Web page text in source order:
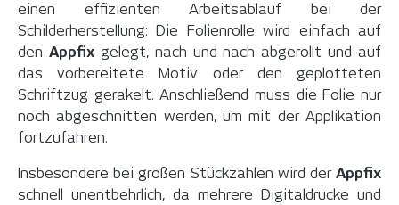
einen effizienten Arbeitsablauf bei der
Schilderherstellung: Die Folienrolle wird einfach auf
den Appfixgelegt, nach und nach abgerollt und auf
das vorbereitete Motiv oder den geplotteten
Schriftzug gerakelt. Anschließend muss die Folie nur
noch abgeschnitten werden, um mit der Applikation
fortzufahren.
Insbesondere bei großen Stückzahlen wird der Appfix
schnell unentbehrlich, da mehrere Digitaldrucke und